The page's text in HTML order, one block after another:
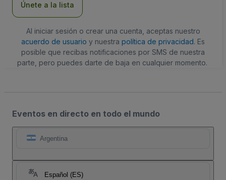
Únete a la lista
Al iniciar sesión o crear una cuenta, aceptas nuestro
acuerdo de usuario y nuestra política de privacidad. Es
posible que recibas notificaciones por SMS de nuestra
parte, pero puedes darte de baja en cualquier momento.
Eventos en directo en todo el mundo
Argentina
Español (ES)